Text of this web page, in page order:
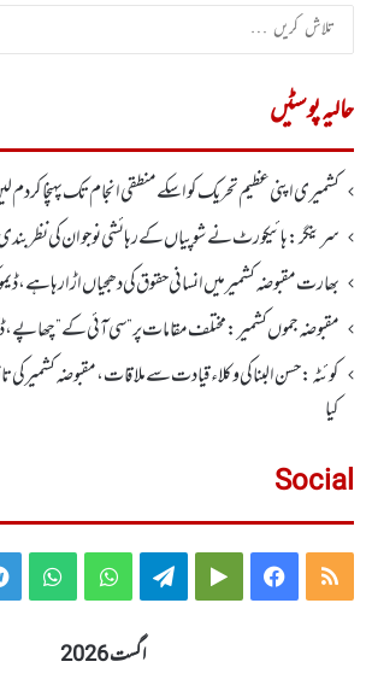
حالیہ پوسٹیں
کشمیری اپنی عظیم تحریک کو اسکے منطقی انجام تک پہنچا کر دم
سرینگر:ہائیکورٹ نے شوپیاں کے رہائشی نوجوان کی
بھارت مقبوضہ کشمیر میں انسانی حقوق کی دھجیاں اڑا رہا ہے،
مقبوضہ جموں کشمیر:مختلف مقامات پر ”سی آئی کے”
کوئٹہ:حسن البنا کی وکلاء قیادت سے ملاقات، مقبوضہ
کیا
Social
RSS
Facebook
Google
Telegram
WhatsApp
اگست 2026